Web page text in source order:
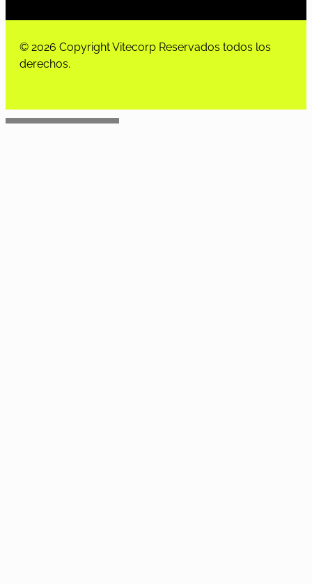
© 2026 Copyright Vitecorp Reservados todos los
derechos.